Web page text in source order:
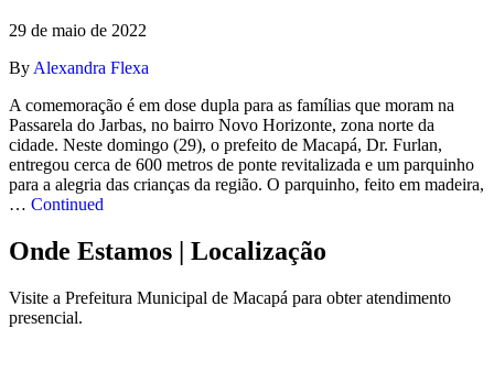
29 de maio de 2022
By Alexandra Flexa
A comemoração é em dose dupla para as famílias que moram na
Passarela do Jarbas, no bairro Novo Horizonte, zona norte da
cidade. Neste domingo (29), o prefeito de Macapá, Dr. Furlan,
entregou cerca de 600 metros de ponte revitalizada e um parquinho
para a alegria das crianças da região. O parquinho, feito em madeira,
… Continued
Onde Estamos | Localização
Visite a Prefeitura Municipal de Macapá para obter atendimento
presencial.